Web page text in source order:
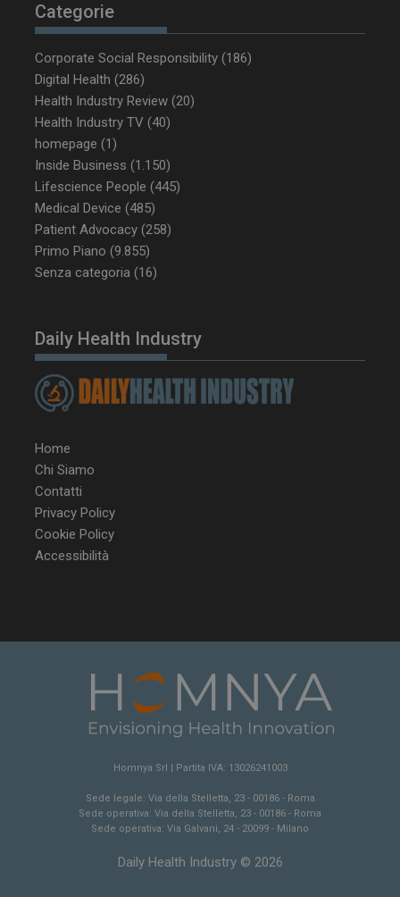
Categorie
Corporate Social Responsibility (186)
Digital Health (286)
Health Industry Review (20)
Health Industry TV (40)
homepage (1)
Inside Business (1.150)
Lifescience People (445)
Medical Device (485)
Patient Advocacy (258)
Primo Piano (9.855)
Senza categoria (16)
Daily Health Industry
Home
Chi Siamo
Contatti
Privacy Policy
Cookie Policy
Accessibilità
Homnya Srl | Partita IVA: 13026241003
Sede legale: Via della Stelletta, 23 - 00186 - Roma
Sede operativa: Via della Stelletta, 23 - 00186 - Roma
Sede operativa: Via Galvani, 24 - 20099 - Milano
Daily Health Industry © 2026